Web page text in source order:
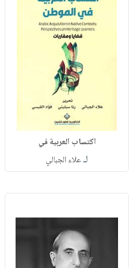
اكتساب العربية في
لـعلاء الجبالي